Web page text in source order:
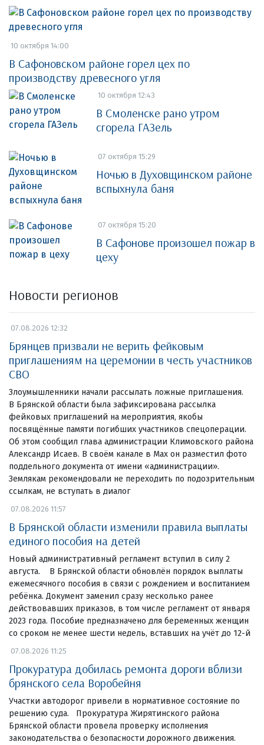
10 октября 14:00
В Сафоновском районе горел цех по
производству древесного угля
10 октября 12:43
В Смоленске рано утром
сгорела ГАЗель
07 октября 15:29
Ночью в Духовщинском районе
вспыхнула баня
07 октября 15:20
В Сафонове произошел пожар в
цеху
Новости регионов
07.08.2026 12:32
Брянцев призвали не верить фейковым
приглашениям на церемонии в честь участников
СВО
Злоумышленники начали рассылать ложные приглашения.
В Брянской области была зафиксирована рассылка
фейковых приглашений на мероприятия, якобы
посвящённые памяти погибших участников спецоперации.
Об этом сообщил глава администрации Климовского района
Александр Исаев. В своём канале в Maх он разместил фото
поддельного документа от имени «администрации».
Землякам рекомендовали не переходить по подозрительным
ссылкам, не вступать в диалог
07.08.2026 11:57
В Брянской области изменили правила выплаты
единого пособия на детей
Новый административный регламент вступил в силу 2
августа. В Брянской области обновлён порядок выплаты
ежемесячного пособия в связи с рождением и воспитанием
ребёнка. Документ заменил сразу несколько ранее
действовавших приказов, в том числе регламент от января
2023 года. Пособие предназначено для беременных женщин
со сроком не менее шести недель, вставших на учёт до 12-й
07.08.2026 11:25
Прокуратура добилась ремонта дороги вблизи
брянского села Воробейня
Участки автодорог привели в нормативное состояние по
решению суда. Прокуратура Жирятинского района
Брянской области провела проверку исполнения
законодательства о безопасности дорожного движения.